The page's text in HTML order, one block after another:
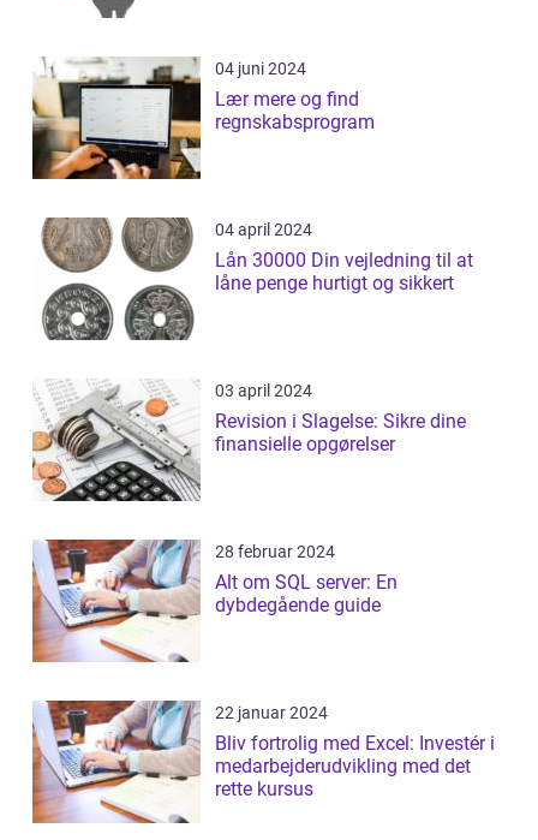
04 juni 2024
Lær mere og find
regnskabsprogram
04 april 2024
Lån 30000 Din vejledning til at
låne penge hurtigt og sikkert
03 april 2024
Revision i Slagelse: Sikre dine
finansielle opgørelser
28 februar 2024
Alt om SQL server: En
dybdegående guide
22 januar 2024
Bliv fortrolig med Excel: Investér i
medarbejderudvikling med det
rette kursus